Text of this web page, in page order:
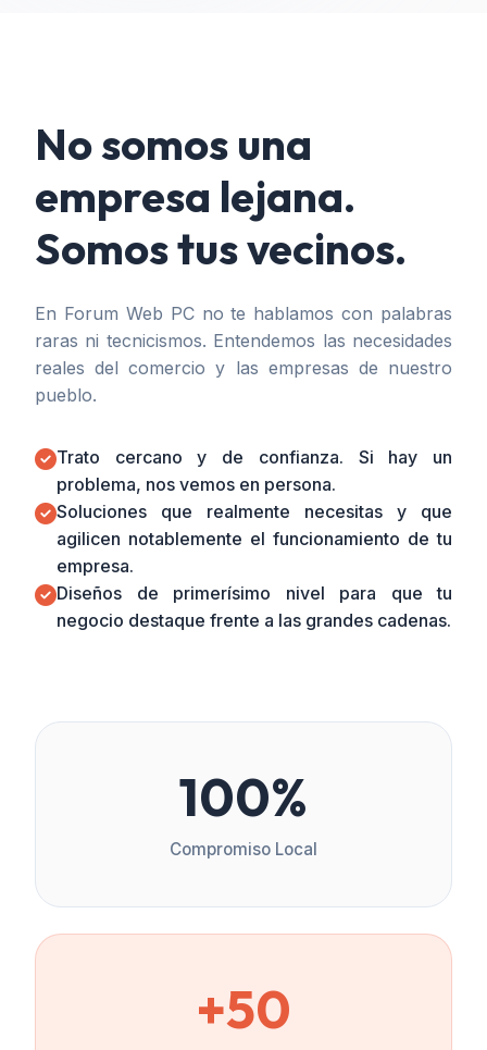
No somos una
empresa lejana.
Somos tus vecinos.
En Forum Web PC no te hablamos con palabras
raras ni tecnicismos. Entendemos las necesidades
reales del comercio y las empresas de nuestro
pueblo.
Trato cercano y de confianza. Si hay un
problema, nos vemos en persona.
Soluciones que realmente necesitas y que
agilicen notablemente el funcionamiento de tu
empresa.
Diseños de primerísimo nivel para que tu
negocio destaque frente a las grandes cadenas.
100%
Compromiso Local
+50